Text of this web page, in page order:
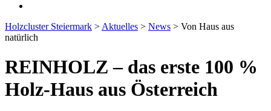
Holzcluster Steiermark > Aktuelles > News > Von Haus aus
natürlich
REINHOLZ – das erste 100 %
Holz-Haus aus Österreich